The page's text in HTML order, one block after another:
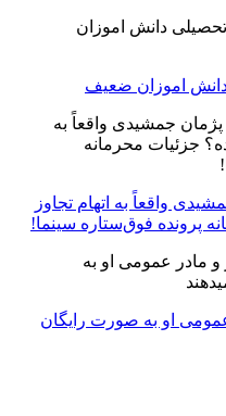
اموزان ضعیف
واقعاً به اتهام تجاوز
پرونده فوق‌ستاره سینما!
او به صورت رایگان